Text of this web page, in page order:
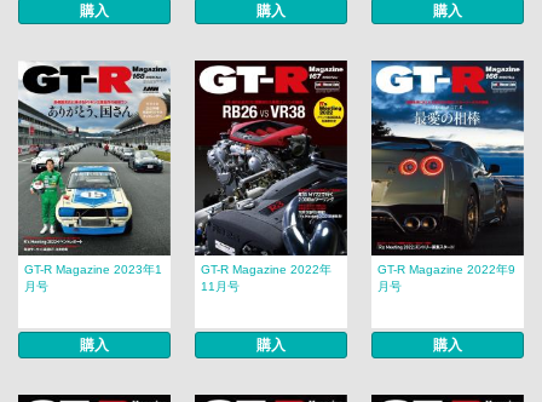
購入 購入 購入
GT-R Magazine 2023年1
月号
購入
GT-R Magazine 2022年
11月号
購入
GT-R Magazine 2022年9
月号
購入